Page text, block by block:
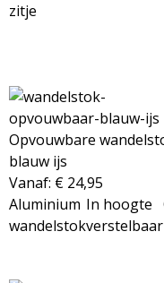
zitje
Opvouwbare
blauw ijs
Vanaf: € 24,95
Aluminium
wandelstok
In hoogte
verstelbaar